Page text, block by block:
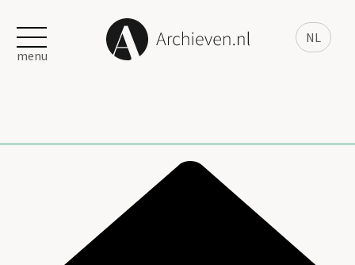
NL
menu